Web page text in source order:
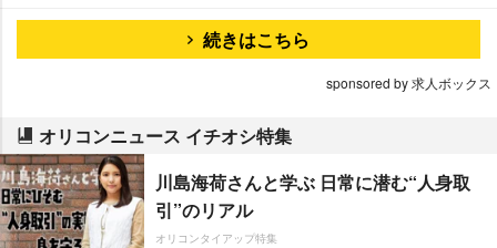
続きはこちら
sponsored by 求人ボックス
オリコンニュース イチオシ特集
川島海荷さんと学ぶ 日常に潜む“人身取
引”のリアル
オリコンタイアップ特集